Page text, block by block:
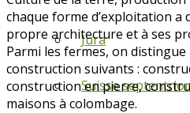
Jura
Suisse
chaque forme d’exploitation a
propre architecture et à ses
Parmi les fermes, on
construction suivants :
construction en pierre,
maisons à colombage.